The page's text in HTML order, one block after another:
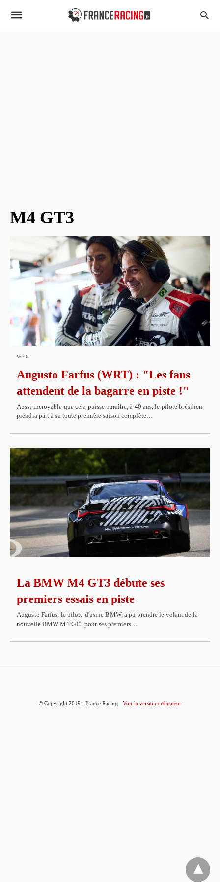
M4 GT3
WEC
Augusto Farfus (WRT) : "Les fans
attendent de la bagarre en piste !"
Aussi incroyable que cela puisse paraître, à 40 ans, le pilote brésilien
prendra part à sa toute première saison complète…
La BMW M4 GT3 débute ses
premiers essais en piste
Augusto Farfus, le pilote d'usine BMW, a pu prendre le volant de la
nouvelle BMW M4 GT3 pour ses premiers…
© Copyright 2019 - France Racing Voir la version ordinateur